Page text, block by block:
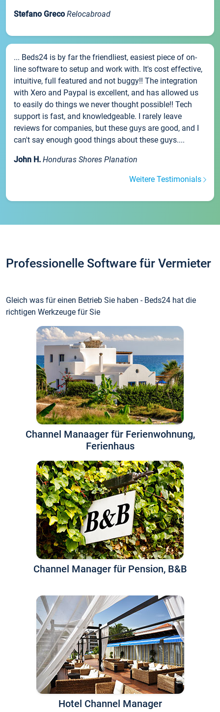
Stefano Greco Relocabroad
... Beds24 is by far the friendliest, easiest piece of on-
line software to setup and work with. It's cost effective,
intuitive, full featured and not buggy!! The integration
with Xero and Paypal is excellent, and has allowed us
to easily do things we never thought possible!! Tech
support is fast, and knowledgeable. I rarely leave
reviews for companies, but these guys are good, and I
can't say enough good things about these guys....
John H. Honduras Shores Planation
Weitere Testimonials
Professionelle Software für Vermieter
Gleich was für einen Betrieb Sie haben - Beds24 hat die
richtigen Werkzeuge für Sie
Channel Manaager für Ferienwohnung,
Ferienhaus
Channel Manager für Pension, B&B
Hotel Channel Manager